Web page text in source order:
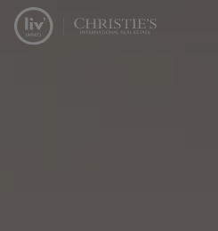
Menu overslaan en naar de